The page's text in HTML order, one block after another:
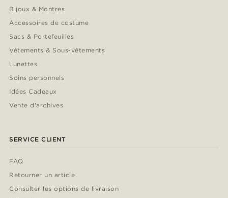
Bijoux & Montres
Accessoires de costume
Sacs & Portefeuilles
Vêtements & Sous-vêtements
Lunettes
Soins personnels
Idées Cadeaux
Vente d'archives
SERVICE CLIENT
FAQ
Retourner un article
Consulter les options de livraison